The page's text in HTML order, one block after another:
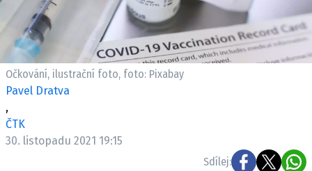
Máte příběh, fotku nebo video?
Pošlete e-mail na newsbox.cz
Očkování, ilustrační foto, foto: Pixabay
Pavel Dratva
,
ČTK
30. listopadu 2021 19:15
Sdílej: